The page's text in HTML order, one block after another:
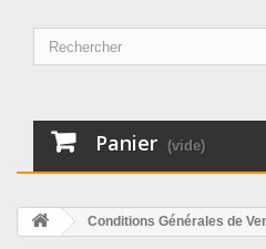
Panier (vide)
Conditions Générales de